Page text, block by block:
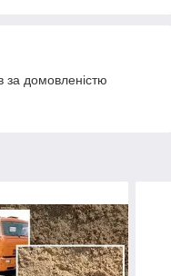
за домовленістю